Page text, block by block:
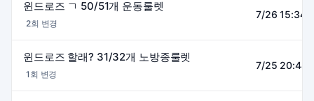
윈드로즈 ㄱ 50/51개 운동룰렛
2회 변경
7/26
윈드로즈 할래? 31/32개 노방종룰렛
1회 변경
7/25